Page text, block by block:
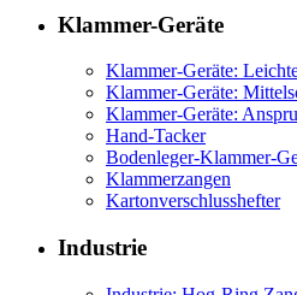
Klammer-Geräte
Klammer-Geräte:
Klammer-Geräte:
Klammer-Geräte:
Hand-Tacker
Bodenleger-Klammer-
Klammerzangen
Kartonverschlusshefter
Industrie